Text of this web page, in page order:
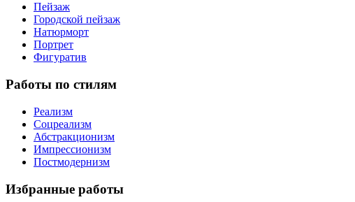
Пейзаж
Городской пейзаж
Натюрморт
Портрет
Фигуратив
Работы по стилям
Реализм
Соцреализм
Абстракционизм
Импрессионизм
Постмодернизм
Избранные работы